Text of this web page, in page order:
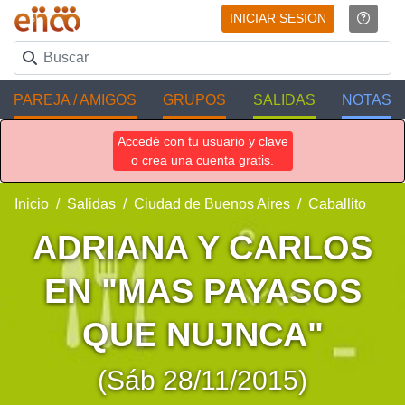
INICIAR SESION
PAREJA / AMIGOS GRUPOS SALIDAS NOTAS
Accedé con tu usuario y clave
o crea una cuenta gratis.
Inicio Salidas Ciudad de Buenos Aires Caballito
ADRIANA Y CARLOS
EN "MAS PAYASOS
QUE NUJNCA"
(Sáb 28/11/2015)